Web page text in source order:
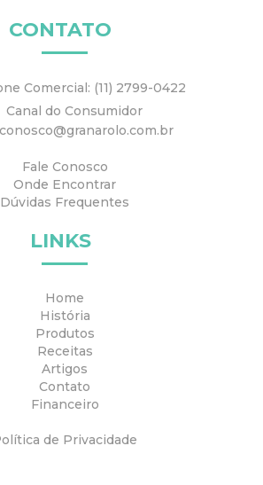
CONTATO
Comercial: (11) 2799-0422
Canal do Consumidor
Fale Conosco
Onde Encontrar
Dúvidas Frequentes
LINKS
Home
História
Produtos
Receitas
Artigos
Contato
Financeiro
de Privacidade